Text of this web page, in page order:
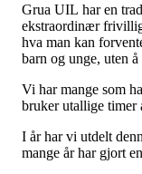
Grua UIL har en
ekstraordinær
hva man kan
barn og unge, uten
Vi har mange som
bruker utallige timer
I år har vi utdelt
mange år har gjort